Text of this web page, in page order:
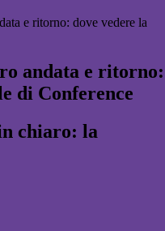
e ritorno: dove vedere la
andata e ritorno:
di Conference
chiaro: la